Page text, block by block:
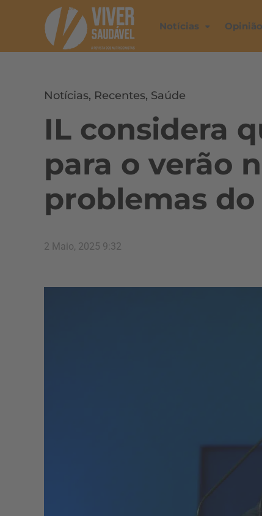
Notícias Opinião
Notícias, Recentes, Saúde
IL considera
para o verão
problemas
2 Maio, 2025 9:32